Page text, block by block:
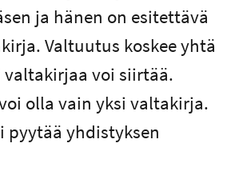
ja hänen on esitettävä
Valtuutus koskee yhtä
valtakirjaa voi siirtää.
olla vain yksi valtakirja.
pyytää yhdistyksen